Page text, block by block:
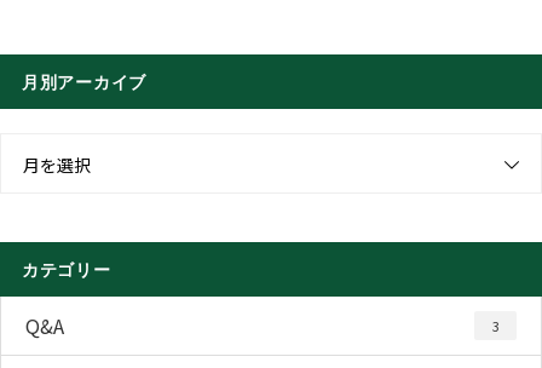
月別アーカイブ
月を選択
カテゴリー
Q&A 3